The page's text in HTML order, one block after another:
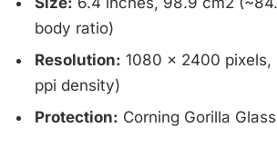
body ratio)
Resolution: 1080 x 2400 pixels,
ppi density)
Protection: Corning Gorilla